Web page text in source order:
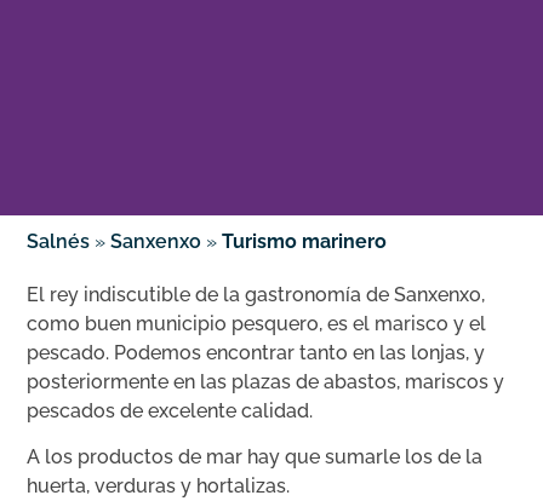
Salnés »Sanxenxo »Turismo marinero
El rey indiscutible de la gastronomía de Sanxenxo,
como buen municipio pesquero, es el marisco y el
pescado. Podemos encontrar tanto en las lonjas, y
posteriormente en las plazas de abastos, mariscos y
pescados de excelente calidad.
A los productos de mar hay que sumarle los de la
huerta, verduras y hortalizas.